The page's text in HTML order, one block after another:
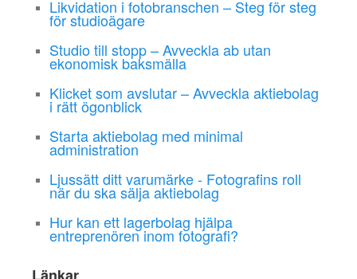
Likvidation i fotobranschen – Steg för steg
för studioägare
Studio till stopp – Avveckla ab utan
ekonomisk baksmälla
Klicket som avslutar – Avveckla aktiebolag
i rätt ögonblick
Starta aktiebolag med minimal
administration
Ljussätt ditt varumärke - Fotografins roll
när du ska sälja aktiebolag
Hur kan ett lagerbolag hjälpa
entreprenören inom fotografi?
Länkar